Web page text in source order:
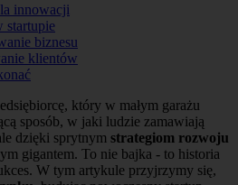
innowacji
startupie
biznesu
klientów
który w małym garażu
sposób, w jaki ludzie zamawiają
dzięki sprytnym strategiom rozwoju
gigantem. To nie bajka - to historia
W tym artykule przyjrzymy się,